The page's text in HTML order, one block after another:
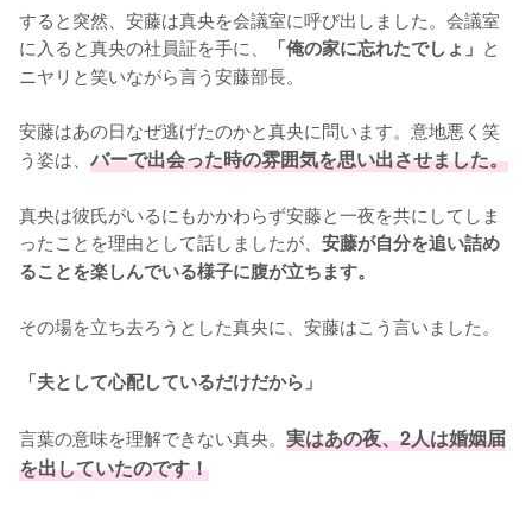
すると突然、安藤は真央を会議室に呼び出しました。会議室
に入ると真央の社員証を手に、
「俺の家に忘れたでしょ」 と
ニヤリと笑いながら言う安藤部長。
安藤はあの日なぜ逃げたのかと真央に問います。意地悪く笑
う姿は、 バーで出会った時の雰囲気を思い出させました。
真央は彼氏がいるにもかかわらず安藤と一夜を共にしてしま
ったことを理由として話しましたが、 安藤が自分を追い詰め
ることを楽しんでいる様子に腹が立ちます。
その場を立ち去ろうとした真央に、安藤はこう言いました。
「夫として心配しているだけだから」
言葉の意味を理解できない真央。 実はあの夜、2人は婚姻届
を出していたのです！